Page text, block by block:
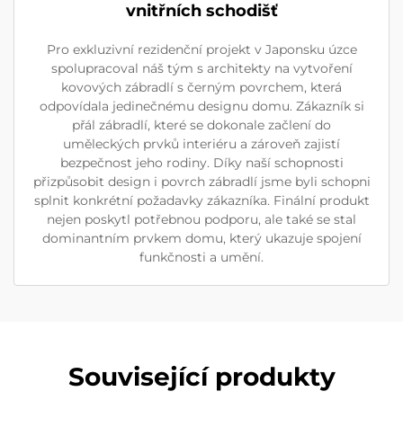
vnitřních schodišť
Pro exkluzivní rezidenční projekt v Japonsku úzce
spolupracoval náš tým s architekty na vytvoření
kovových zábradlí s černým povrchem, která
odpovídala jedinečnému designu domu. Zákazník si
přál zábradlí, které se dokonale začlení do
uměleckých prvků interiéru a zároveň zajistí
bezpečnost jeho rodiny. Díky naší schopnosti
přizpůsobit design i povrch zábradlí jsme byli schopni
splnit konkrétní požadavky zákazníka. Finální produkt
nejen poskytl potřebnou podporu, ale také se stal
dominantním prvkem domu, který ukazuje spojení
funkčnosti a umění.
Související produkty